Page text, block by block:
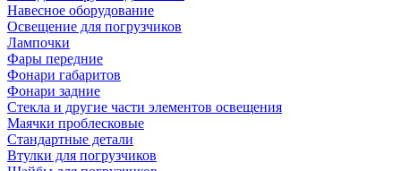
Навесное оборудование
Освещение для погрузчиков
Лампочки
Фары передние
Фонари габаритов
Фонари задние
Стекла и другие части элементов освещения
Маячки проблесковые
Стандартные детали
Втулки для погрузчиков